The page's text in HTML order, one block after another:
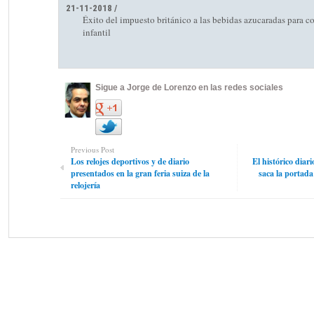
21-11-2018 /
Éxito del impuesto británico a las bebidas azucaradas para
infantil
Sigue a Jorge de Lorenzo en las redes sociales
Previous Post
Los relojes deportivos y de diario
presentados en la gran feria suiza de la
relojería
El histórico
saca la